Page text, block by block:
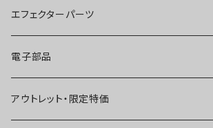
ファズ
プリアンプ
空間系
ディストーション
ファズ
空間系
オーバードライブ
ディストーション
ファズ
オーバードライブ
ディストーション
ファズ
エフェクターパーツ
スイッチ
ジャック
電子部品
IC
アウトレット・限定特価